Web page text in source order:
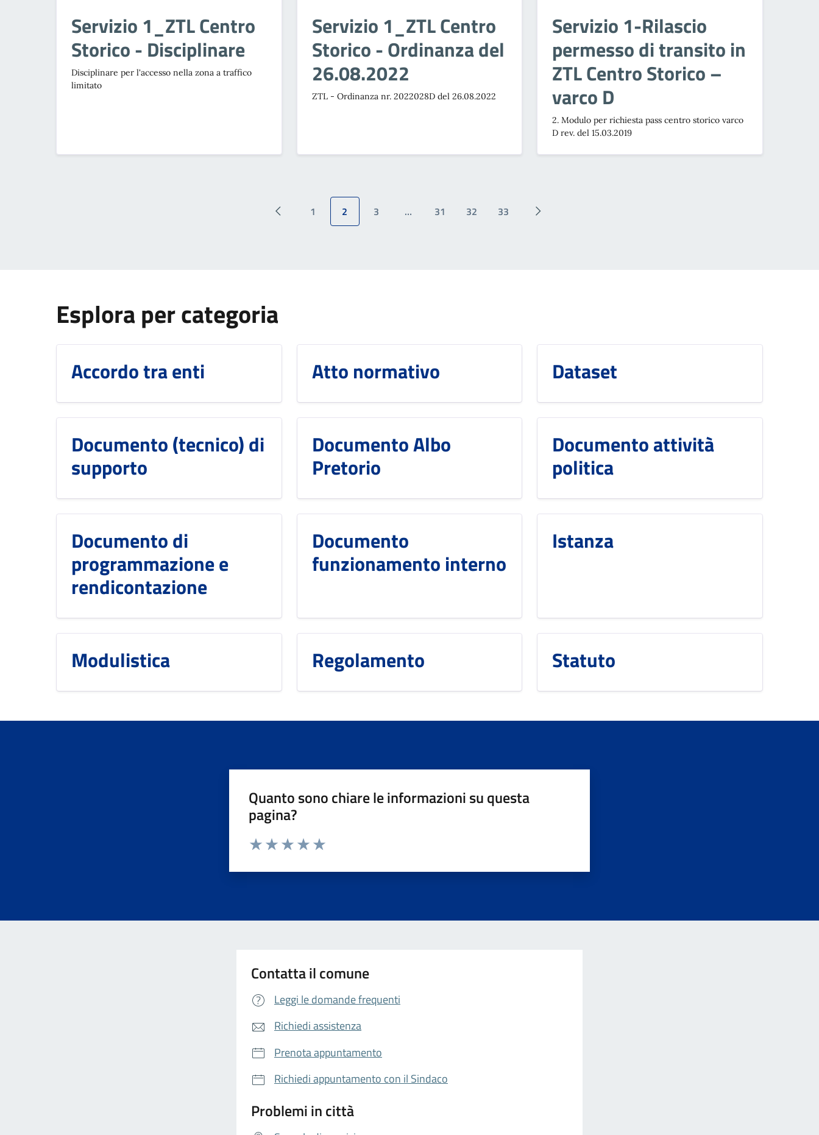
Servizio 1_ZTL Centro
Storico - Disciplinare
Disciplinare per l'accesso nella zona a traffico
limitato
Servizio 1_ZTL Centro
Storico - Ordinanza del
26.08.2022
ZTL - Ordinanza nr. 2022028D del 26.08.2022
Servizio 1-Rilascio
permesso di transito in
ZTL Centro Storico –
varco D
2. Modulo per richiesta pass centro storico varco
D rev. del 15.03.2019
1 2 3 … 31 32 33
Esplora per categoria
Accordo tra enti Atto normativo Dataset
Documento (tecnico) di
supporto
Documento Albo
Pretorio
Documento attività
politica
Documento di
programmazione e
rendicontazione
Documento
funzionamento interno
Istanza
Modulistica Regolamento Statuto
Quanto sono chiare le informazioni su questa
pagina?
Valuta da 1 a 5 stelle la pagina
Contatta il comune
Leggi le domande frequenti
Richiedi assistenza
Prenota appuntamento
Richiedi appuntamento con il Sindaco
Problemi in città